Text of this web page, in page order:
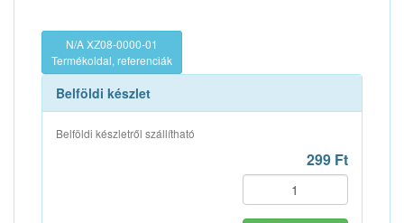
N/A XZ08-0000-01
Termékoldal, referenciák
Belföldi készlet
Belföldi készletről szállítható
299 Ft